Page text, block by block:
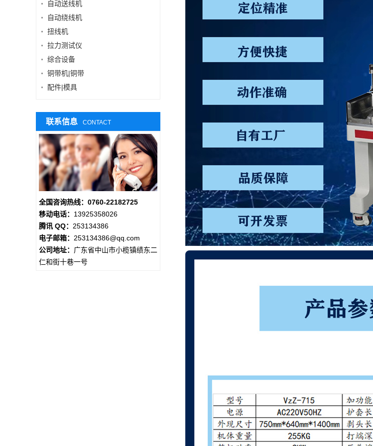
自动送线机
自动绕线机
扭线机
拉力测试仪
综合设备
铜带机|铜带
配件|模具
联系信息 CONTACT
全国咨询热线：0760-22182725
移动电话： 13925358026
腾讯 QQ： 253134386
电子邮箱： 253134386@qq.com
公司地址： 广东省中山市小榄镇绩东二
仁和街十巷一号